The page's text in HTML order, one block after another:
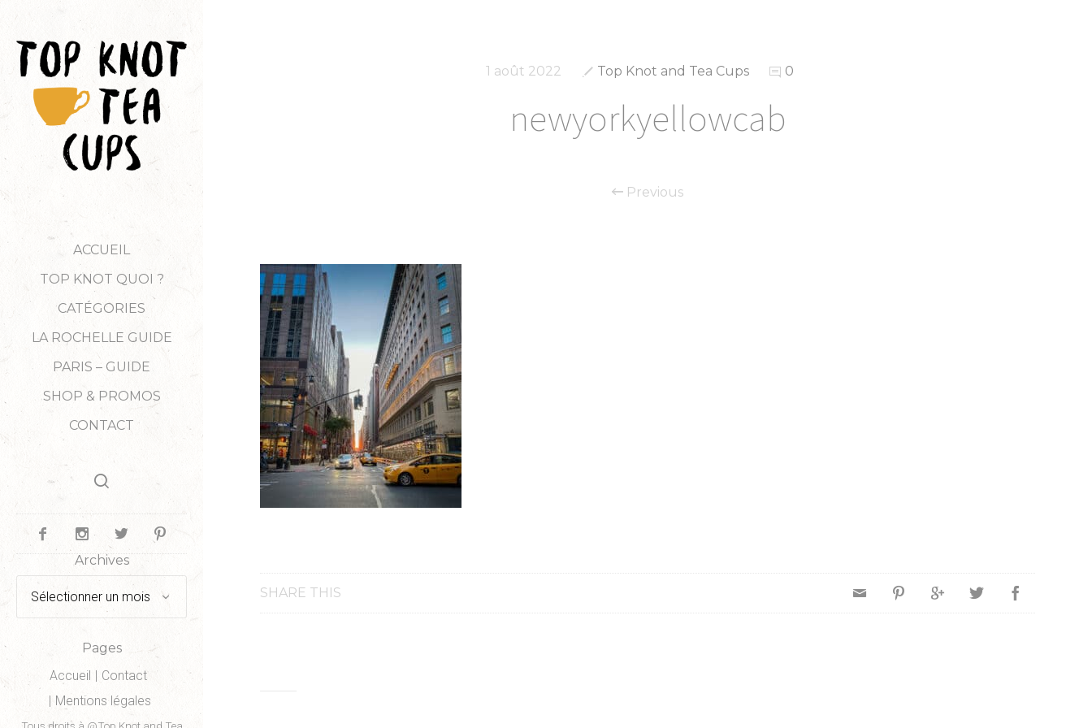
ACCUEIL
TOP KNOT QUOI ?
CATÉGORIES
LA ROCHELLE GUIDE
PARIS – GUIDE
SHOP & PROMOS
CONTACT
Archives
Archives
Pages
Accueil
Contact
Mentions légales
1 août 2022 Top Knot and Tea Cups 0
newyorkyellowcab
Previous
SHARE THIS